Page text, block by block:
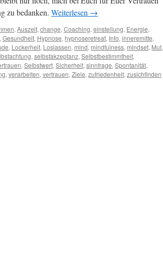
zu bedanken. Weiterlesen →
, Auszeit, change, Coaching, einstellung, Energie,
, Gesundheit, Hypnose, hypnoseretreat, Info, inneremitte,
, Lockerheit, Loslassen, mind, mindfulness, mindset, Mut,
, selbstakzeptanz, Selbstbestimmtheit,
, Selbstwert, Sicherheit, sinnfrage, Spontanität,
, verarbeiten, vertrauen, Ziele, zufriedenheit, zusichfinden